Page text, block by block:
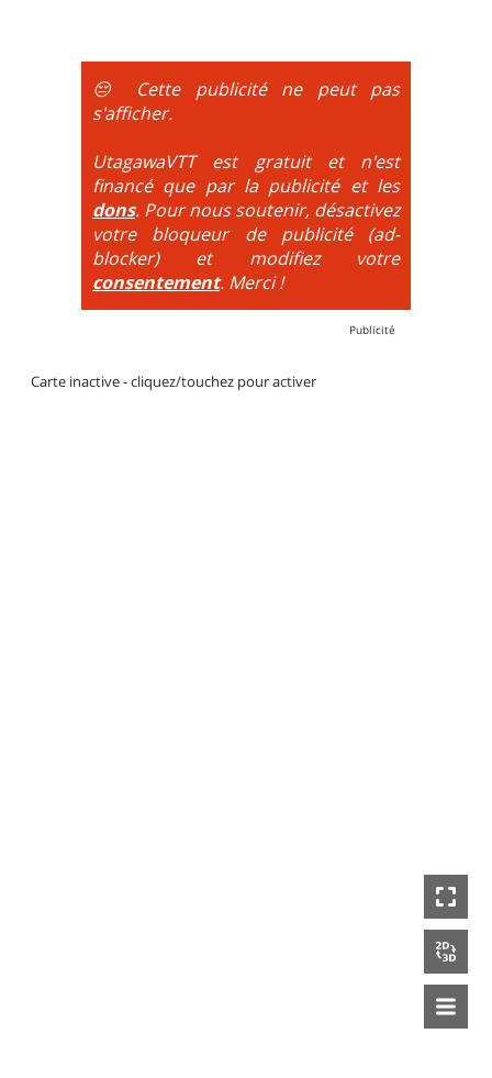
obligatoire.
DH / Gravity : Seule la descente se passe sur le vélo.
La montée est faite via navette ou remontée
mécanique. La difficulté de la descente est indiquée
par des couleurs lorsqu'il s'agit de bikeparks. Vélo
tout suspendu et protections du corps obligatoires.
😔 Cette publicité ne peut pas
s'afficher.
UtagawaVTT est gratuit et n'est
financé que par la publicité et les
dons. Pour nous soutenir, désactivez
votre bloqueur de publicité (ad-
blocker) et modifiez votre
consentement. Merci !